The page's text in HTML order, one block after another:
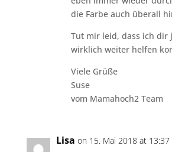
die Farbe auch überall
Tut mir leid, dass ich dir
wirklich weiter helfen
Viele Grüße
Suse
vom Mamahoch2 Team
Lisa on 15. Mai 2018 at 13:37